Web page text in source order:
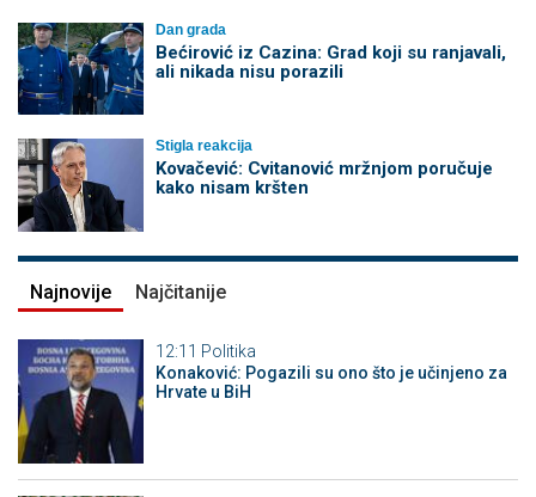
Dan grada
Bećirović iz Cazina: Grad koji su ranjavali,
ali nikada nisu porazili
Stigla reakcija
Kovačević: Cvitanović mržnjom poručuje
kako nisam kršten
Najnovije Najčitanije
12:11 Politika
Konaković: Pogazili su ono što je učinjeno za
Hrvate u BiH